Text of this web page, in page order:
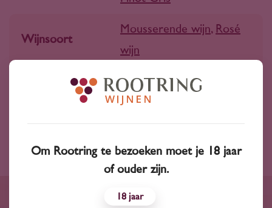
Wijnsoort
Mousserende wijn, Rosé
wijn
750 ml
Om Rootring te bezoeken moet je 18 jaar
of ouder zijn.
18